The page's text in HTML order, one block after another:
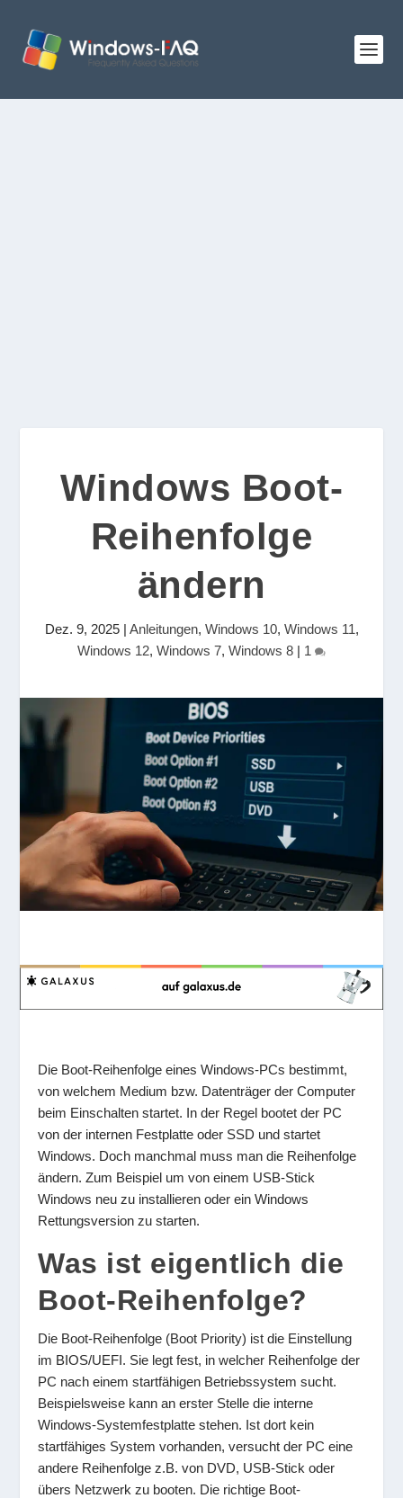
Windows Boot-
Reihenfolge
ändern
Dez. 9, 2025| Anleitungen, Windows 10, Windows 11,
Windows 12, Windows 7, Windows 8 | 1
Die Boot-Reihenfolge eines Windows-PCs bestimmt,
von welchem Medium bzw. Datenträger der Computer
beim Einschalten startet. In der Regel bootet der PC
von der internen Festplatte oder SSD und startet
Windows. Doch manchmal muss man die Reihenfolge
ändern. Zum Beispiel um von einem USB-Stick
Windows neu zu installieren oder ein Windows
Rettungsversion zu starten.
Was ist eigentlich die
Boot-Reihenfolge?
Die Boot-Reihenfolge (Boot Priority) ist die Einstellung
im BIOS/UEFI. Sie legt fest, in welcher Reihenfolge der
PC nach einem startfähigen Betriebssystem sucht.
Beispielsweise kann an erster Stelle die interne
Windows-Systemfestplatte stehen. Ist dort kein
startfähiges System vorhanden, versucht der PC eine
andere Reihenfolge z.B. von DVD, USB-Stick oder
übers Netzwerk zu booten. Die richtige Boot-